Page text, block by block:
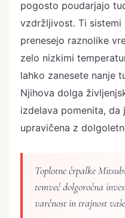
pogosto poudarjajo
vzdržljivost. Ti sistemi
prenesejo raznolike
zelo nizkimi
lahko zanesete nanje
Njihova dolga
izdelava pomenita, da
upravičena z
Toplotne črpalke
temveč dolgoročna
varčnost in trajnost